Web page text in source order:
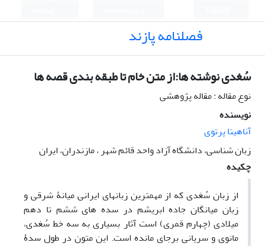
فصلنامه پازند
سُغدی نوشته ها:از متن خام تا طبقه بندی قصه ها
نوع مقاله : مقاله پژوهشی
نویسنده
آناهیتا پرتوی
زبان شناسی، دانشگاه آزاد واحد قائم شهر ، مازندران، ایران
چکیده
از زبان سُغدی که از مهم­ترین زبان­های ایرانی میانۀ شرقی و
زبان میانگان جاده ابریشم در سده­ های ششم تا دهم
میلادی (چهارم قمری) است آثار بسیاری به سه خط سُغدی،
مانوی و سریانی برجای مانده است. این متون در طول سدۀ